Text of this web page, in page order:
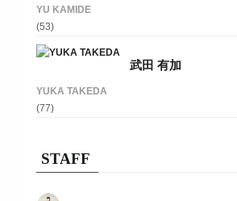
YU KAMIDE
(53)
武田 有加
YUKA TAKEDA
(77)
STAFF